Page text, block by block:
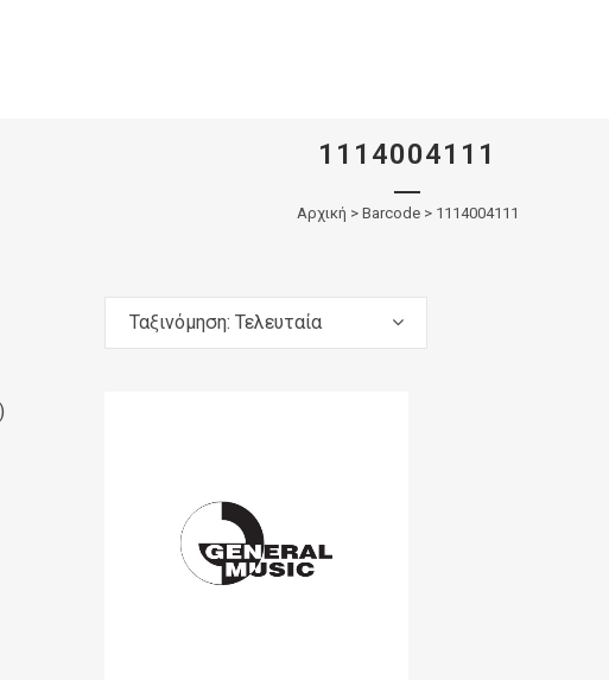
1114004111
Αρχική > Barcode > 1114004111
Ταξινόμηση: Τελευταία